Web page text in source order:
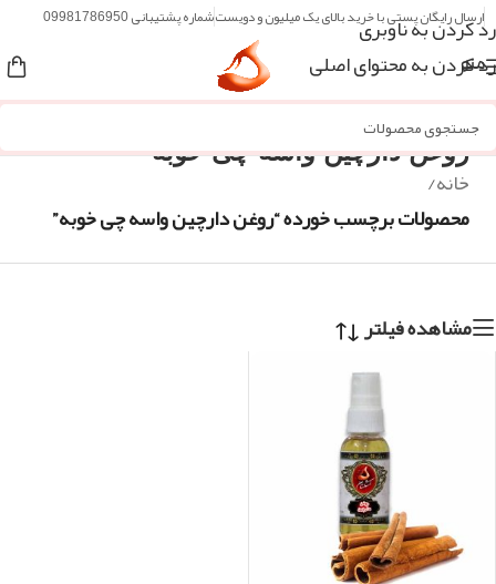
رد کردن به ناوبری
رد کردن به محتوای اصلی
ارسال رایگان پستی با خرید بالای یک میلیون و دویستشماره پشتیبانی 09981786950
منو
روغن دارچین واسه چی خوبه
خانه/
محصولات برچسب خورده “روغن دارچین واسه چی خوبه”
مشاهده فیلتر